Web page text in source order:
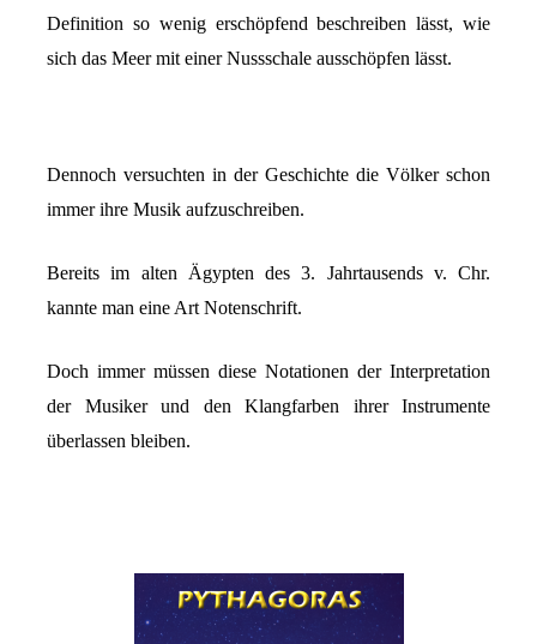
Definition so wenig erschöpfend beschreiben lässt, wie
sich das Meer mit einer Nussschale ausschöpfen lässt.
Dennoch versuchten in der Geschichte die Völker schon
immer ihre Musik aufzuschreiben.
Bereits im alten Ägypten des 3. Jahrtausends v. Chr.
kannte man eine Art Notenschrift.
Doch immer müssen diese Notationen der Interpretation
der Musiker und den Klangfarben ihrer Instrumente
überlassen bleiben.